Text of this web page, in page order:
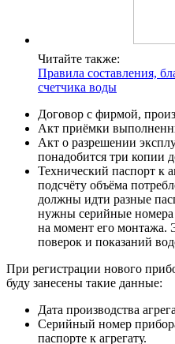
Читайте также:
Правила составления,
счетчика воды
Договор с фирмой,
Акт приёмки
Акт о разрешении
понадобится три копии
Технический паспорт к
подсчёту объёма
должны идти разные
нужны серийные номера
на момент его монтажа.
поверок и показаний
При регистрации нового
буду занесены такие данные:
Дата производства
Серийный номер
паспорте к агрегату.